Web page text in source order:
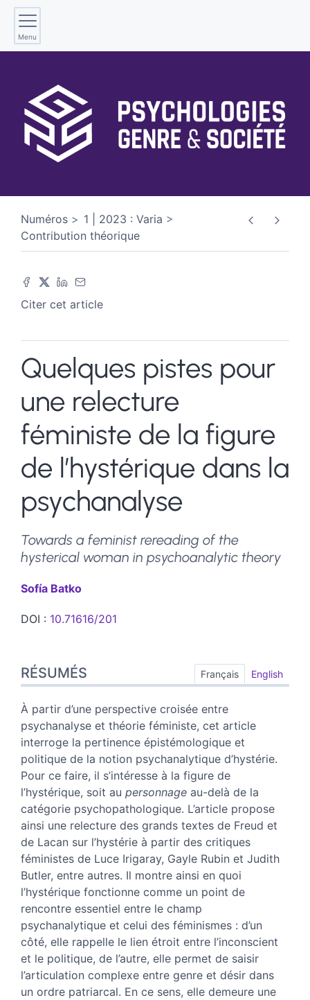
Menu
Numéros
1 | 2023 : Varia
Contribution théorique
Citer cet article
Quelques pistes pour
une relecture
féministe de la figure
de l’hystérique dans la
psychanalyse
Towards a feminist rereading of the
hysterical woman in psychoanalytic theory
Sofía Batko
DOI : 10.71616/201
Index
Plan
Texte
Bibliographie
Notes
Citer cet article
Auteur·ice
RÉSUMÉS Français English
À partir d’une perspective croisée entre
psychanalyse et théorie féministe, cet article
interroge la pertinence épistémologique et
politique de la notion psychanalytique d’hystérie.
Pour ce faire, il s’intéresse à la figure de
l’hystérique, soit au personnage au-delà de la
catégorie psychopathologique. L’article propose
ainsi une relecture des grands textes de Freud et
de Lacan sur l’hystérie à partir des critiques
féministes de Luce Irigaray, Gayle Rubin et Judith
Butler, entre autres. Il montre ainsi en quoi
l’hystérique fonctionne comme un point de
rencontre essentiel entre le champ
psychanalytique et celui des féminismes : d’un
côté, elle rappelle le lien étroit entre l’inconscient
et le politique, de l’autre, elle permet de saisir
l’articulation complexe entre genre et désir dans
un ordre patriarcal. En ce sens, elle demeure une